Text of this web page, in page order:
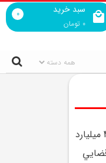
سبد خرید
0 تومان
0
رئيس قوه قضاييه خبر داد:اختصاص 459 ميليارد